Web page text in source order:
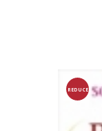
REDUCE